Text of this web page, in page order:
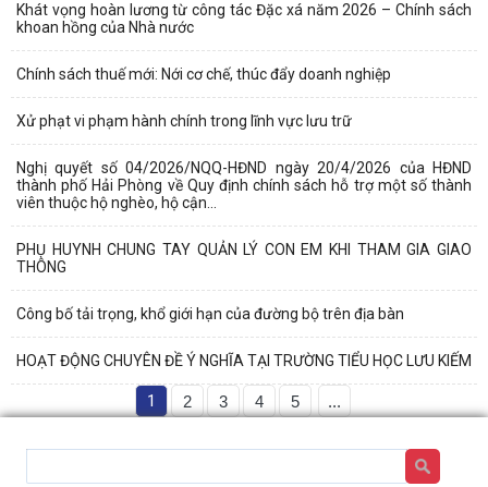
Khát vọng hoàn lương từ công tác Đặc xá năm 2026 – Chính sách
khoan hồng của Nhà nước
Chính sách thuế mới: Nới cơ chế, thúc đẩy doanh nghiệp
Xử phạt vi phạm hành chính trong lĩnh vực lưu trữ
Nghị quyết số 04/2026/NQQ-HĐND ngày 20/4/2026 của HĐND
thành phố Hải Phòng về Quy định chính sách hỗ trợ một số thành
viên thuộc hộ nghèo, hộ cận...
PHỤ HUYNH CHUNG TAY QUẢN LÝ CON EM KHI THAM GIA GIAO
THÔNG
Công bố tải trọng, khổ giới hạn của đường bộ trên địa bàn
HOẠT ĐỘNG CHUYÊN ĐỀ Ý NGHĨA TẠI TRƯỜNG TIỂU HỌC LƯU KIẾM
1 2 3 4 5 ...